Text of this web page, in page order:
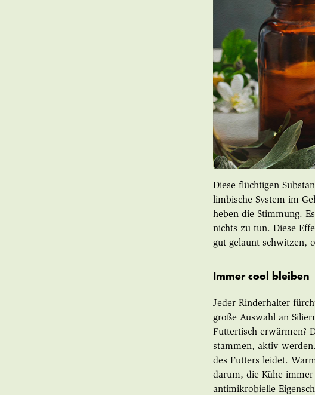
Diese flüchtigen
limbische System im
heben die Stimmung.
nichts zu tun. Diese
gut gelaunt schwitzen,
Immer cool bleiben
Jeder Rinderhalter
große Auswahl an
Futtertisch erwärmen?
stammen, aktiv
des Futters leidet.
darum, die Kühe
antimikrobielle